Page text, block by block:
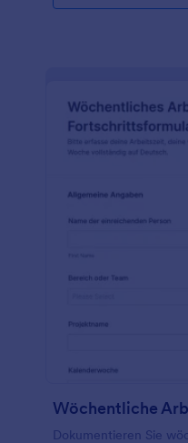
Dokumentieren Sie